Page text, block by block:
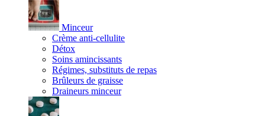
Minceur
Crème anti-cellulite
Détox
Soins amincissants
Régimes, substituts de repas
Brûleurs de graisse
Draineurs minceur